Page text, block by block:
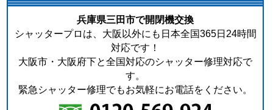
兵庫県三田市で開閉機交換
シャッタープロは、大阪以外にも日本全国365日24時間
対応です！
大阪市・大阪府下と全国対応のシャッター修理対応で
す。
緊急シャッター修理でもお気軽にお電話をください。